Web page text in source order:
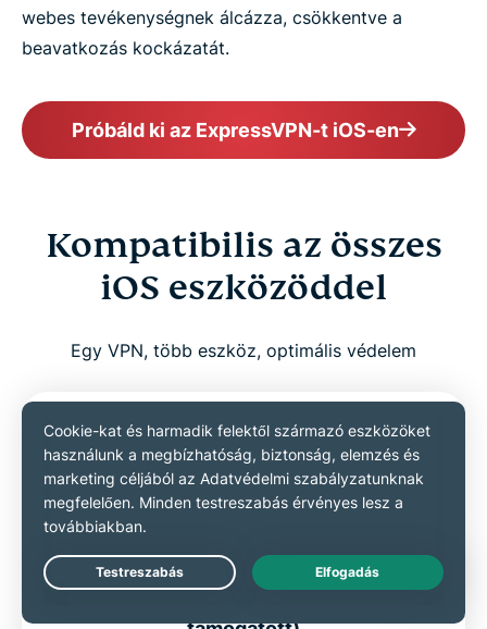
webes tevékenységnek álcázza, csökkentve a
beavatkozás kockázatát.
Próbáld ki az ExpressVPN-t iOS-en
Kompatibilis az összes
iOS eszközöddel
Egy VPN, több eszköz, optimális védelem
Live Chat